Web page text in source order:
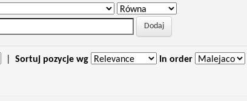
Sortuj pozycje wg In order